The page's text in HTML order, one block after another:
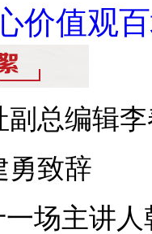
价值观
副总编辑
勇致辞
场主讲